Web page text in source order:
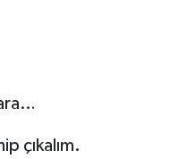
çıkalım.